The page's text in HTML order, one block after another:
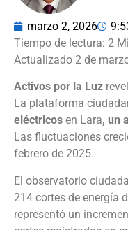
marzo 2, 2026
Actualizado 2 de
Activos por la Luz
La plataforma
eléctricos en Lara, un
Las fluctuaciones
febrero de 2025.
El observatorio
214 cortes de energía
representó un